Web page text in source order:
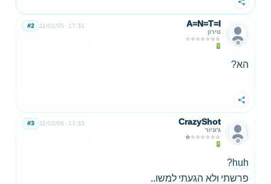
שתף
A=N=T=I
טירון
11/02/05 17:31
#2
הא?
שתף
CrazyShot
ג'וניור
11/02/05 17:33
#3
huh?
פרשתי ולא הגעתי למשו..